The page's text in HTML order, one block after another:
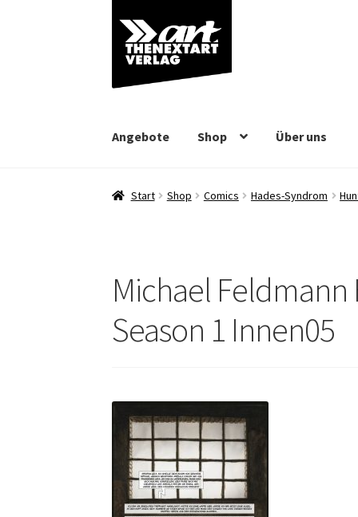
Zur
Navigation
springen
Zum
Inhalt
springen
Angebote Shop Über uns
Start Shop Comics Hades-Syndrom
Michael
Season 1 Innen05